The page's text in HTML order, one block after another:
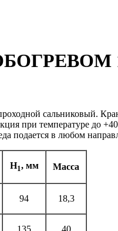
сальниковый. Кран
при температуре до
подается в любом
H1, мм Масса
94 18,3
135 40